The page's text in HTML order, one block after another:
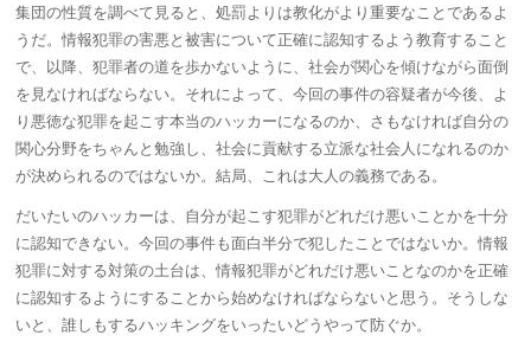
集団の性質を調べて見ると、処罰よりは教化がより重要なことであるよ
うだ。情報犯罪の害悪と被害について正確に認知するよう教育すること
で、以降、犯罪者の道を歩かないように、社会が関心を傾けながら面倒
を見なければならない。それによって、今回の事件の容疑者が今後、よ
り悪徳な犯罪を起こす本当のハッカーになるのか、さもなければ自分の
関心分野をちゃんと勉強し、社会に貢献する立派な社会人になれるのか
が決められるのではないか。結局、これは大人の義務である。
だいたいのハッカーは、自分が起こす犯罪がどれだけ悪いことかを十分
に認知できない。今回の事件も面白半分で犯したことではないか。情報
犯罪に対する対策の土台は、情報犯罪がどれだけ悪いことなのかを正確
に認知するようにすることから始めなければならないと思う。そうしな
いと、誰しもするハッキングをいったいどうやって防ぐか。